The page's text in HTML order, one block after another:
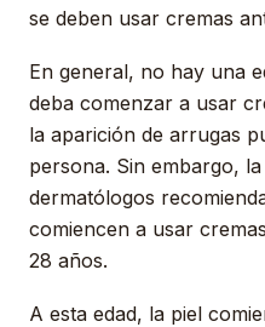
se deben usar cremas
En general, no hay una
deba comenzar a usar
la aparición de arrugas
persona. Sin embargo,
dermatólogos
comiencen a usar
28 años.
A esta edad, la piel